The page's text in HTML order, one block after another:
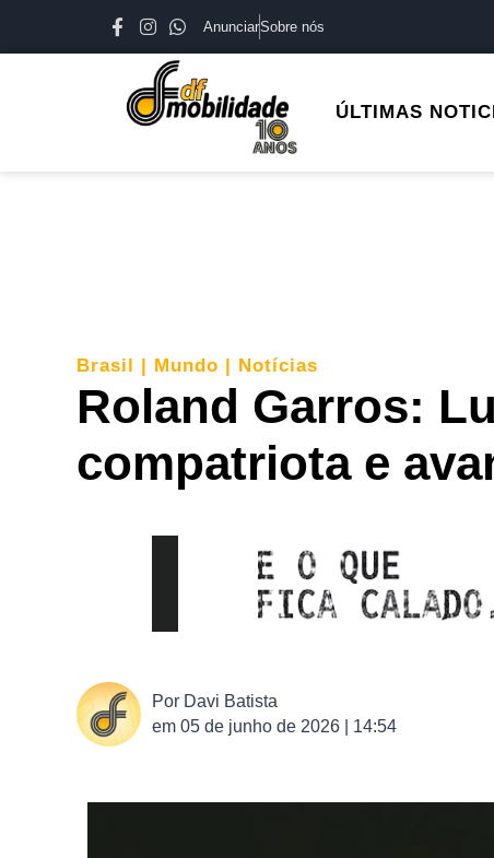
AnunciarSobre nós
ÚLTIMAS
Brasil | Mundo | Notícias
Roland Garros:
compatriota e
Por Davi Batista
em 05 de junho de 2026 | 14:54